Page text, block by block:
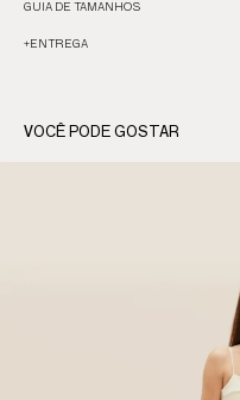
GUIA DE TAMANHOS
+ENTREGA
VOCÊ PODE GOSTAR